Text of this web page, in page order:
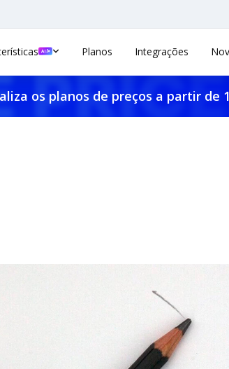
Planos Integrações
os planos de preços a partir de